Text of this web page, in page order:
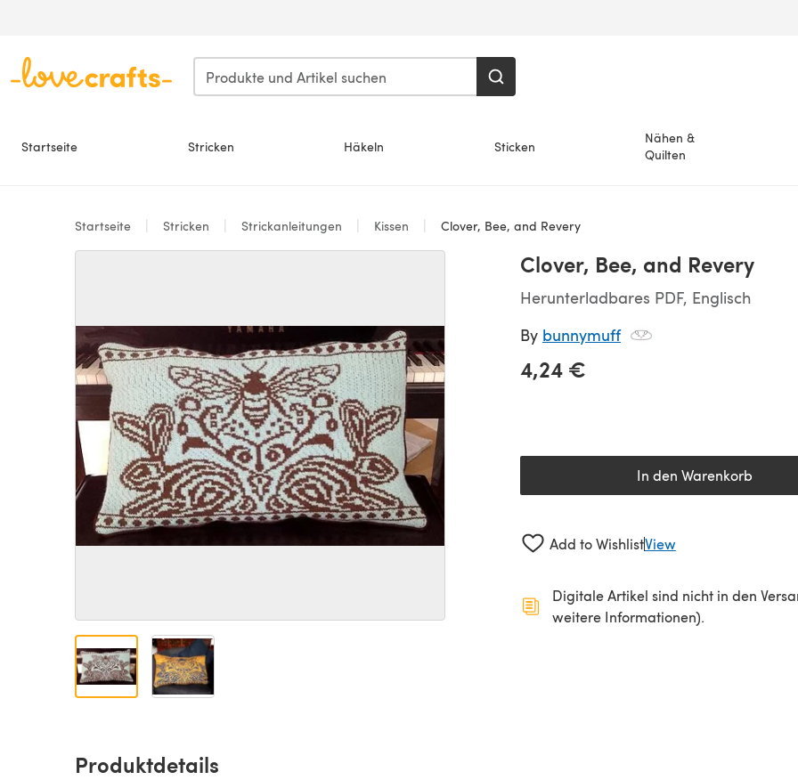
Startseite Stricken Häkeln Sticken
Nähen &
Quilten
Startseite Stricken Strickanleitungen Kissen Clover, Bee, and Revery
Clover, Bee, and Revery
Herunterladbares PDF, Englisch
By bunnymuff
4,24 €
In den Warenkorb
Add to WishlistView
Digitale Artikel sind nicht in den
weitere Informationen).
Produktdetails